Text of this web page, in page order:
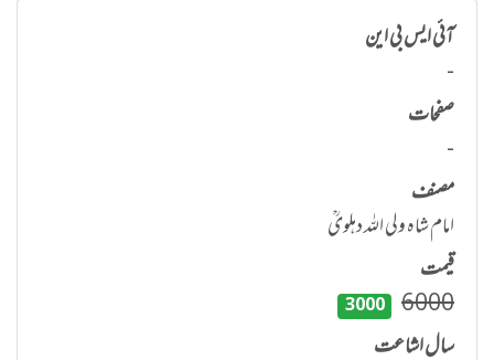
آئی ایس بی این
-
صفحات
-
مصنف
امام شاہ ولی اللہ دہلویؒ
قیمت
6000
3000
سال اشاعت